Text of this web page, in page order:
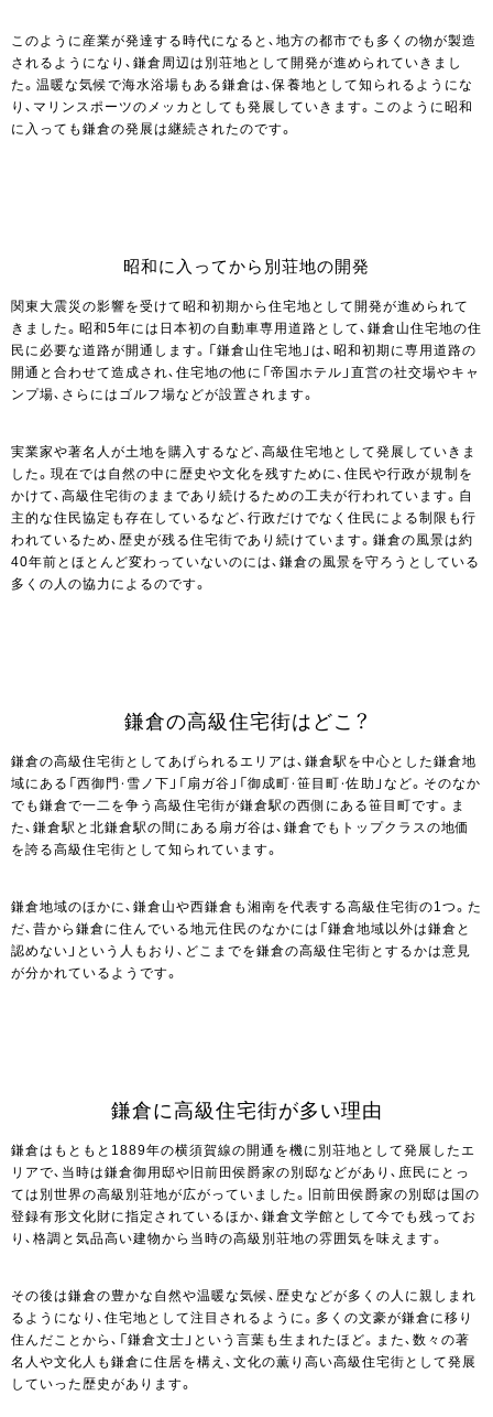
このように産業が発達する時代になると、地方の都市でも多くの物が製造
されるようになり、鎌倉周辺は別荘地として開発が進められていきまし
た。温暖な気候で海水浴場もある鎌倉は、保養地として知られるようにな
り、マリンスポーツのメッカとしても発展していきます。このように昭和
に入っても鎌倉の発展は継続されたのです。
昭和に入ってから別荘地の開発
関東大震災の影響を受けて昭和初期から住宅地として開発が進められて
きました。昭和5年には日本初の自動車専用道路として、鎌倉山住宅地の住
民に必要な道路が開通します。「鎌倉山住宅地」は、昭和初期に専用道路の
開通と合わせて造成され、住宅地の他に「帝国ホテル」直営の社交場やキャ
ンプ場、さらにはゴルフ場などが設置されます。
実業家や著名人が土地を購入するなど、高級住宅地として発展していきま
した。現在では自然の中に歴史や文化を残すために、住民や行政が規制を
かけて、高級住宅街のままであり続けるための工夫が行われています。自
主的な住民協定も存在しているなど、行政だけでなく住民による制限も行
われているため、歴史が残る住宅街であり続けています。鎌倉の風景は約
40年前とほとんど変わっていないのには、鎌倉の風景を守ろうとしている
多くの人の協力によるのです。
鎌倉の高級住宅街はどこ？
鎌倉の高級住宅街としてあげられるエリアは、鎌倉駅を中心とした鎌倉地
域にある「西御門・雪ノ下」「扇ガ谷」「御成町・笹目町・佐助」など。そのなか
でも鎌倉で一二を争う高級住宅街が鎌倉駅の西側にある笹目町です。ま
た、鎌倉駅と北鎌倉駅の間にある扇ガ谷は、鎌倉でもトップクラスの地価
を誇る高級住宅街として知られています。
鎌倉地域のほかに、鎌倉山や西鎌倉も湘南を代表する高級住宅街の1つ。た
だ、昔から鎌倉に住んでいる地元住民のなかには「鎌倉地域以外は鎌倉と
認めない」という人もおり、どこまでを鎌倉の高級住宅街とするかは意見
が分かれているようです。
鎌倉に高級住宅街が多い理由
鎌倉はもともと1889年の横須賀線の開通を機に別荘地として発展したエ
リアで、当時は鎌倉御用邸や旧前田侯爵家の別邸などがあり、庶民にとっ
ては別世界の高級別荘地が広がっていました。旧前田侯爵家の別邸は国の
登録有形文化財に指定されているほか、鎌倉文学館として今でも残ってお
り、格調と気品高い建物から当時の高級別荘地の雰囲気を味えます。
その後は鎌倉の豊かな自然や温暖な気候、歴史などが多くの人に親しまれ
るようになり、住宅地として注目されるように。多くの文豪が鎌倉に移り
住んだことから、「鎌倉文士」という言葉も生まれたほど。また、数々の著
名人や文化人も鎌倉に住居を構え、文化の薫り高い高級住宅街として発展
していった歴史があります。